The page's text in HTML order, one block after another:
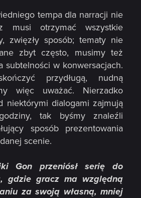
tempa dla narracji nie
musi otrzymać wszystkie
zwięzły sposób; tematy nie
zbyt często, musimy też
subtelności w konwersacjach.
przydługą, nudną
więc uważać. Nierzadko
niektórymi dialogami zajmują
tak byśmy znaleźli
sposób prezentowania
scenie.
Gon przeniósł serię do
gdzie gracz ma względną
za swoją własną, mniej